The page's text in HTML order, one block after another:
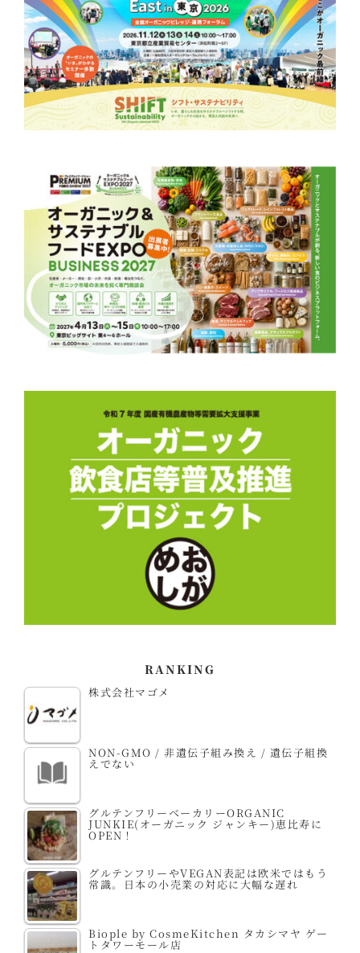
RANKING
株式会社マゴメ
NON-GMO / 非遺伝子組み換え / 遺伝子組換
えでない
グルテンフリーベーカリーORGANIC
JUNKIE(オーガニック ジャンキー)恵比寿に
OPEN！
グルテンフリーやVEGAN表記は欧米ではもう
常識。日本の小売業の対応に大幅な遅れ
Biople by CosmeKitchen タカシマヤ ゲー
トタワーモール店